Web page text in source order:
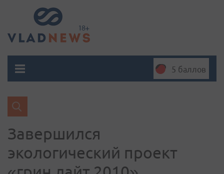
5 баллов
Завершился
экологический проект